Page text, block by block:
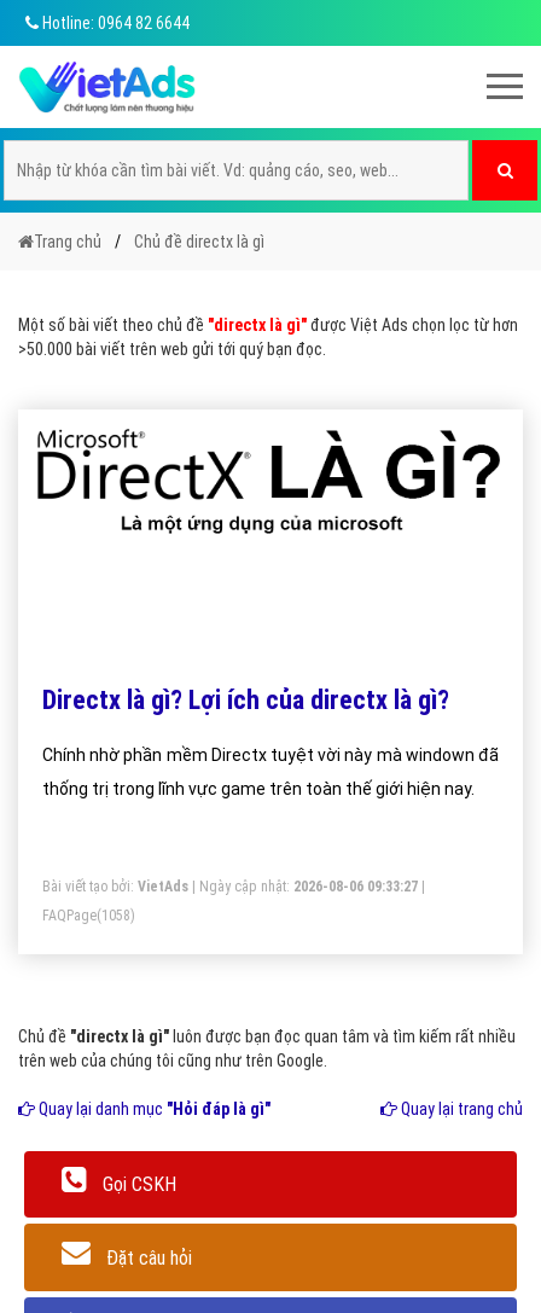
Hotline: 0964 82 6644
Trang chủ Chủ đề directx là gì
Một số bài viết theo chủ đề "directx là gì"được Việt Ads chọn lọc từ hơn
>50.000 bài viết trên web gửi tới quý bạn đọc.
Directx là gì? Lợi ích của directx là gì?
Chính nhờ phần mềm Directx tuyệt vời này mà windown đã
thống trị trong lĩnh vực game trên toàn thế giới hiện nay.
Bài viết tạo bởi: VietAds | Ngày cập nhật: 2026-08-06 09:33:27
FAQPage(1058)
Chủ đề "directx là gì" luôn được bạn đọc quan tâm và tìm kiếm rất nhiều
trên web của chúng tôi cũng như trên Google.
Quay lại danh mục "Hỏi đáp là gì" Quay lại trang chủ
Gọi CSKH
Đặt câu hỏi